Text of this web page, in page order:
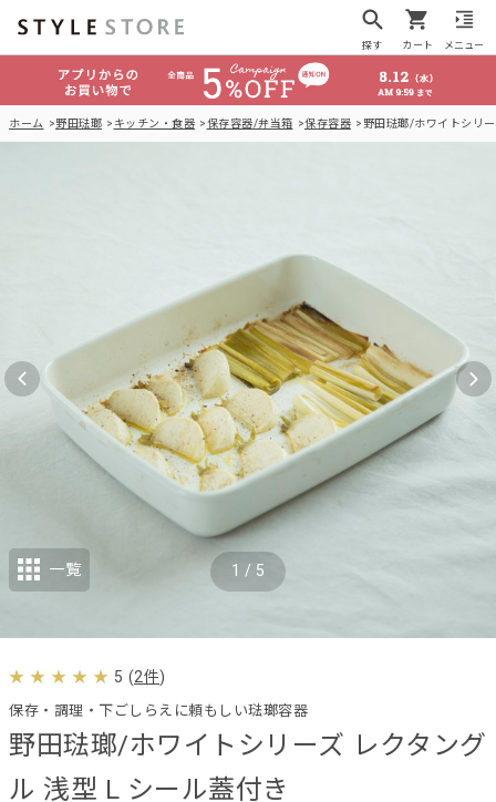
探す カート メニュー
ホーム 野田琺瑯 キッチン・食器 保存容器/弁当箱 保存容器 野田琺瑯/ホワイトシリ
野田琺瑯/ホワイトシリーズ レクタング
ル 浅型 L シール蓋付き
保存・調理・下ごしらえに頼もしい琺瑯容器
5 (2件)
1 / 5
一覧